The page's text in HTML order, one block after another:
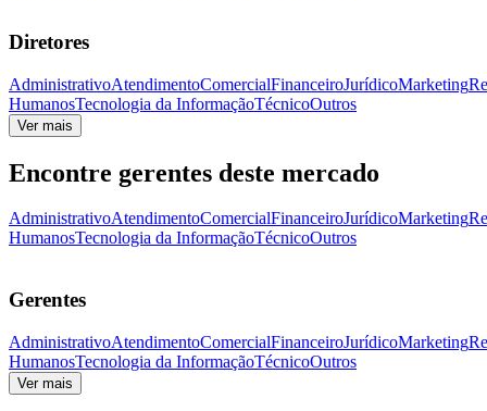
Diretores
AdministrativoAtendimentoComercialFinanceiroJurídicoMarketing
HumanosTecnologia da InformaçãoTécnicoOutros
Ver mais
Encontre gerentes deste mercado
AdministrativoAtendimentoComercialFinanceiroJurídicoMarketing
HumanosTecnologia da InformaçãoTécnicoOutros
Gerentes
AdministrativoAtendimentoComercialFinanceiroJurídicoMarketing
HumanosTecnologia da InformaçãoTécnicoOutros
Ver mais